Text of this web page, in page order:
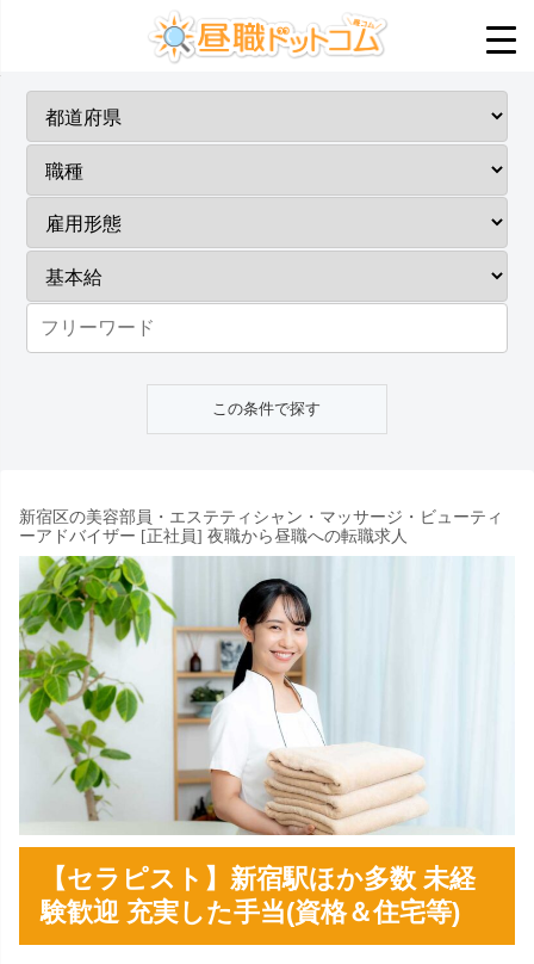
新宿区の美容部員・エステティシャン・マッサージ・ビューティ
ーアドバイザー [正社員] 夜職から昼職への転職求人
【セラピスト】新宿駅ほか多数 未経
験歓迎 充実した手当(資格＆住宅等)